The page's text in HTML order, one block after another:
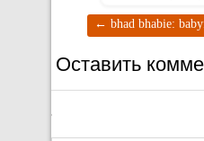
← bhad bhabie:
Оставить